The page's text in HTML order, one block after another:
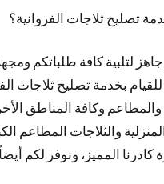
تصليح ثلاجات الفروانية؟
لتلبية كافة طلباتكم
بخدمة تصليح ثلاجات
والمطاعم وكافة المناطق
والثلاجات المطاعم
المميز، ونوفر لكم